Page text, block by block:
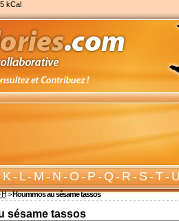
kCal
K-L-M-N-O-P-Q-R-S-T-U
H>Hoummos au sésame tassos
sésame tassos